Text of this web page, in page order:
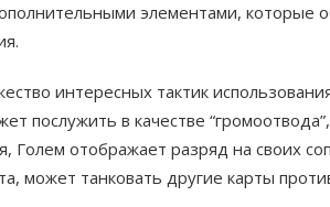
элементами, которые
интересных тактик
послужить в качестве
Голем отображает разряд на своих
может танковать другие карты